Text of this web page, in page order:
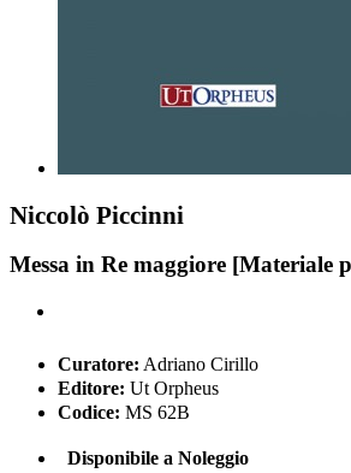
Niccolò Piccinni
Messa in Re maggiore [Materiale
Curatore: Adriano Cirillo
Editore: Ut Orpheus
Codice: MS 62B
Disponibile a Noleggio